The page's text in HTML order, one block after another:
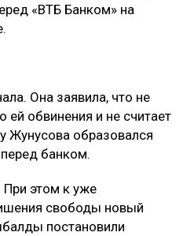
«ВТБ Банком» на
Она заявила, что не
ей обвинения и не считает
Жунусова образовался
банком.
При этом к уже
свободы новый
постановили